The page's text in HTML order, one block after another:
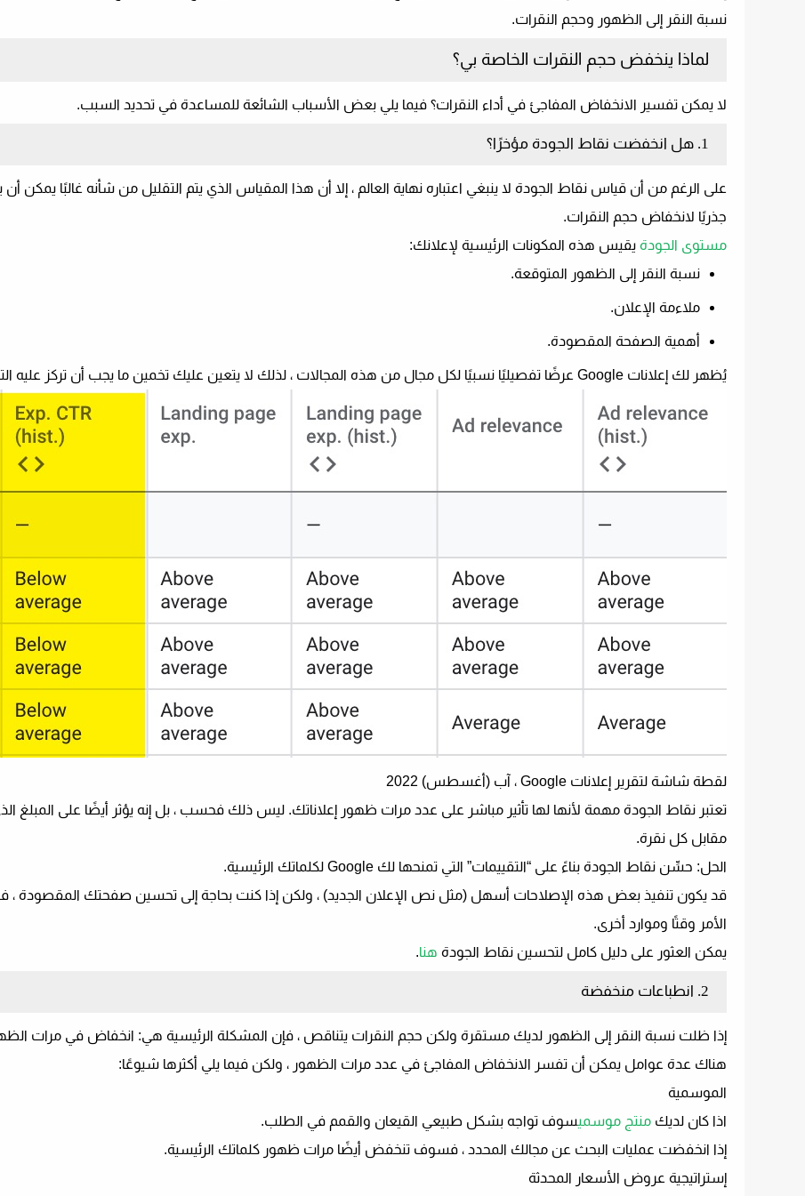
نسبة النقر إلى الظهور وحجم النقرات.
لماذا ينخفض ​​حجم النقرات الخاصة بي؟
لا يمكن تفسير الانخفاض المفاجئ في أداء النقرات؟ فيما يلي بعض الأسباب الشائعة للمساعدة في تحديد السبب.
1. هل انخفضت نقاط الجودة مؤخرًا؟
على الرغم من أن قياس نقاط الجودة لا ينبغي اعتباره نهاية العالم ، إلا أن هذا المقياس الذي يتم التقليل من شأنه غالبًا يمكن
جذريًا لانخفاض حجم النقرات.
مستوى الجودة يقيس هذه المكونات الرئيسية لإعلانك:
نسبة النقر إلى الظهور المتوقعة.
ملاءمة الإعلان.
أهمية الصفحة المقصودة.
يُظهر لك إعلانات Google عرضًا تفصيليًا نسبيًا لكل مجال من هذه المجالات ، لذلك لا يتعين عليك تخمين ما يجب أن تركز عليه التحسين.
لقطة شاشة لتقرير إعلانات Google ، آب (أغسطس) 2022
تعتبر نقاط الجودة مهمة لأنها لها تأثير مباشر على عدد مرات ظهور إعلاناتك. ليس ذلك فحسب ، بل إنه يؤثر أيضًا على المبلغ
مقابل كل نقرة.
الحل: حسِّن نقاط الجودة بناءً على “التقييمات” التي تمنحها لك Google لكلماتك الرئيسية.
قد يكون تنفيذ بعض هذه الإصلاحات أسهل (مثل نص الإعلان الجديد) ، ولكن إذا كنت بحاجة إلى تحسين صفحتك المقصودة ،
الأمر وقتًا وموارد أخرى.
يمكن العثور على دليل كامل لتحسين نقاط الجودة هنا.
2. انطباعات منخفضة
إذا ظلت نسبة النقر إلى الظهور لديك مستقرة ولكن حجم النقرات يتناقص ، فإن المشكلة الرئيسية هي: انخفاض في مرات
هناك عدة عوامل يمكن أن تفسر الانخفاض المفاجئ في عدد مرات الظهور ، ولكن فيما يلي أكثرها شيوعًا:
الموسمية
اذا كان لديكمنتج موسميسوف تواجه بشكل طبيعي القيعان والقمم في الطلب.
إذا انخفضت عمليات البحث عن مجالك المحدد ، فسوف تنخفض أيضًا مرات ظهور كلماتك الرئيسية.
إستراتيجية عروض الأسعار المحدثة